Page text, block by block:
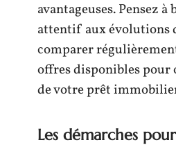
avantageuses. Pensez à
attentif aux évolutions
comparer
offres disponibles
de votre prêt
Les démarches